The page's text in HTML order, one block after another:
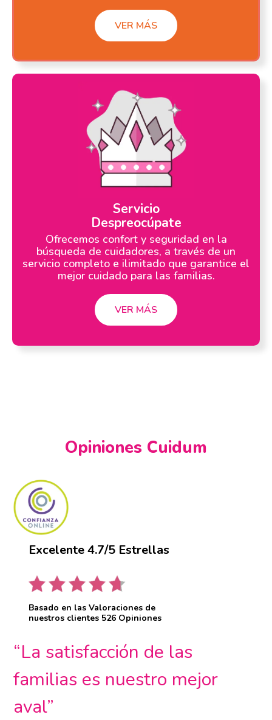
VER MÁS
Servicio
Despreocúpate
Ofrecemos confort y seguridad en la
búsqueda de cuidadores, a través de un
servicio completo e ilimitado que garantice el
mejor cuidado para las familias.
VER MÁS
Opiniones Cuidum
Excelente 4.7/5 Estrellas
Basado en las Valoraciones de
nuestros clientes 526 Opiniones
“La satisfacción de las
familias es nuestro mejor
aval”